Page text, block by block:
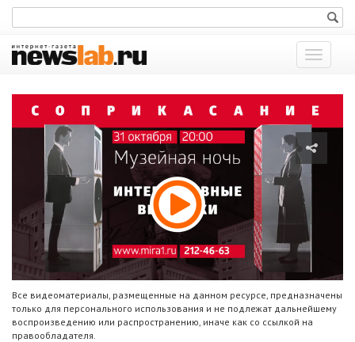
Показать
меню
Все видеоматериалы, размещенные на данном ресурсе, предназначены
только для персонального использования и не подлежат дальнейшему
воспроизведению или распространению, иначе как со ссылкой на
правообладателя.